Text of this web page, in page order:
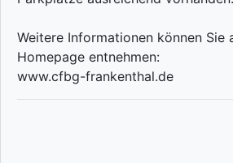
Weitere Informationen können Sie
Homepage entnehmen:
www.cfbg-frankenthal.de